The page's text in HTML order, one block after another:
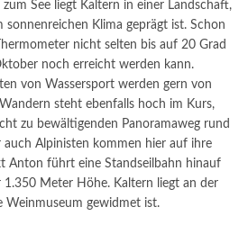
See liegt Kaltern in einer Landschaft,
sonnenreichen Klima geprägt ist. Schon
nicht selten bis auf 20 Grad
noch erreicht werden kann.
von Wassersport werden gern von
steht ebenfalls hoch im Kurs,
zu bewältigenden Panoramaweg rund
auch Alpinisten kommen hier auf ihre
Anton führt eine Standseilbahn hinauf
1.350 Meter Höhe. Kaltern liegt an der
Weinmuseum gewidmet ist.